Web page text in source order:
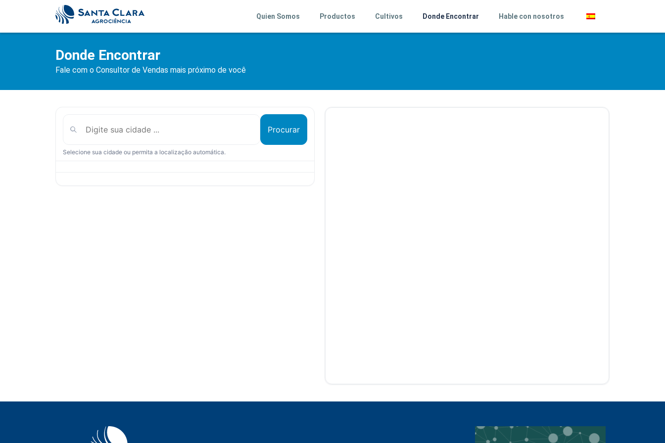
Quien Somos Productos Cultivos Donde Encontrar Hable con nosotros
Donde Encontrar
Fale com o Consultor de Vendas mais próximo de você
Procurar
Selecione sua cidade ou permita a localização automática.